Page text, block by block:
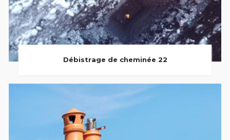
Débistrage de cheminée 22